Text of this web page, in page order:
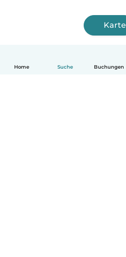
Home Suche Buchungen
Karte